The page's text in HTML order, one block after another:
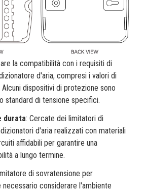
la compatibilità con i requisiti di
d'aria, compresi i valori di
dispositivi di protezione sono
standard di tensione specifici.
durata: Cercate dei limitatori di
d'aria realizzati con materiali
affidabili per garantire una
a lungo termine.
di sovratensione per
considerare l'ambiente